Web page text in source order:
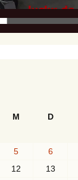
M D
5 6
12 13